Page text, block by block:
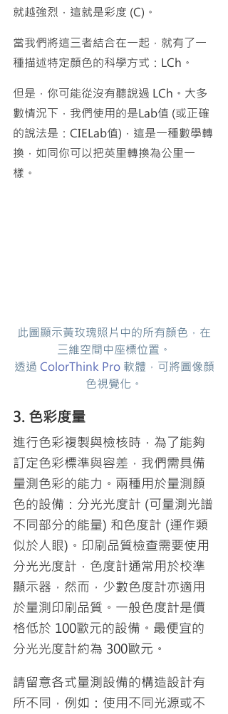
就越強烈，這就是彩度 (C)。
當我們將這三者結合在一起，就有了一
種描述特定顏色的科學方式：LCh。
但是，你可能從沒有聽說過 LCh。大多
數情況下，我們使用的是Lab值 (或正確
的說法是：CIELab值)，這是一種數學轉
換，如同你可以把英里轉換為公里一
樣。
此圖顯示黃玫瑰照片中的所有顏色，在
三維空間中座標位置。
透過 ColorThink Pro 軟體，可將圖像顏
色視覺化。
3. 色彩度量
進行色彩複製與檢核時，為了能夠
訂定色彩標準與容差，我們需具備
量測色彩的能力。兩種用於量測顏
色的設備：分光光度計 (可量測光譜
不同部分的能量) 和色度計 (運作類
似於人眼)。印刷品質檢查需要使用
分光光度計，色度計通常用於校準
顯示器，然而，少數色度計亦適用
於量測印刷品質。一般色度計是價
格低於 100歐元的設備。最便宜的
分光光度計約為 300歐元。
請留意各式量測設備的構造設計有
所不同，例如：使用不同光源或不